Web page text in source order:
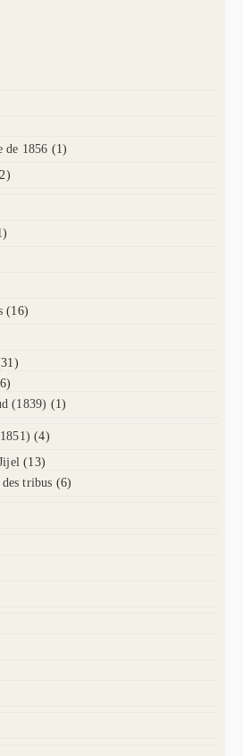
de 1856 (1)
(16)
(1839) (1)
(4)
(13)
tribus (6)